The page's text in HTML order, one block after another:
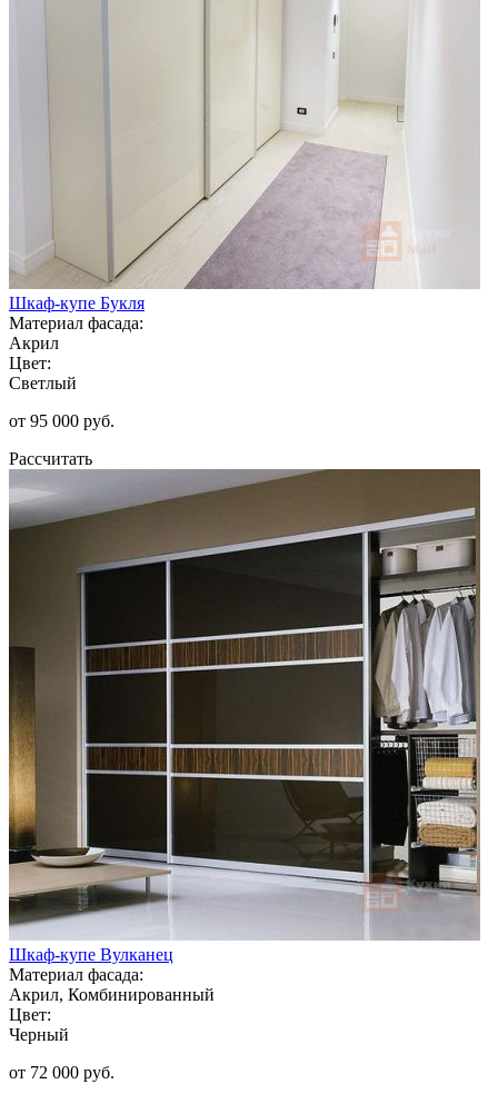
Шкаф-купе Букля
Материал фасада:
Акрил
Цвет:
Светлый
от 95 000 руб.
Рассчитать
Шкаф-купе Вулканец
Материал фасада:
Акрил, Комбинированный
Цвет:
Черный
от 72 000 руб.